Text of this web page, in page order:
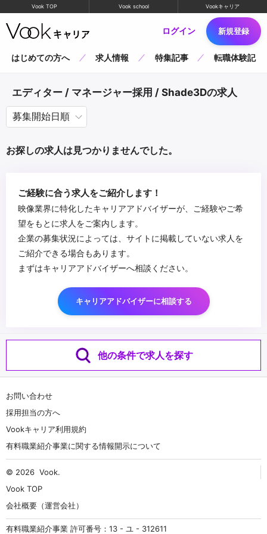
Vook TOP Vook school Vookキャリア
ログイン 新規登録
はじめての方へ 求人情報 特集記事 転職体験記
エディター / マネージャー採用 / Shade3Dの求人
お探しの求人は見つかりませんでした。
ご経験に合う求人をご紹介します！
映像業界に特化したキャリアアドバイザーが、ご経験やご希
望をもとに求人をご案内します。
企業の募集状況によっては、サイトに掲載していない求人を
ご紹介できる場合もあります。
まずはキャリアアドバイザーへ相談ください。
キャリアアドバイザーに相談する
他の条件で求人を探す
お問い合わせ
採用担当の方へ
Vookキャリア利用規約
有料職業紹介事業に関する情報開示について
© 2026 Vook.
Vook TOP
会社概要（運営会社）
有料職業紹介事業 許可番号：13 - ユ - 312611